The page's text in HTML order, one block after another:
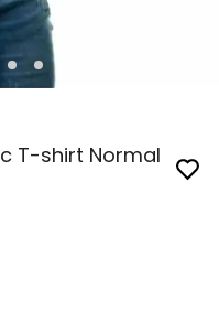
T-shirt Normal